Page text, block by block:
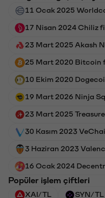
11 Ocak 2025
17 Nisan 2024 Chiliz
23 Mart 2025 Akash
25 Mart 2020 Bitcoin
10 Ekim 2020
19 Mart 2026 Ninja
23 Mart 2025
30 Kasım 2023
3 Haziran 2023
16 Ocak 2024
Popüler işlem çiftleri
XAI/TL SYN/TL